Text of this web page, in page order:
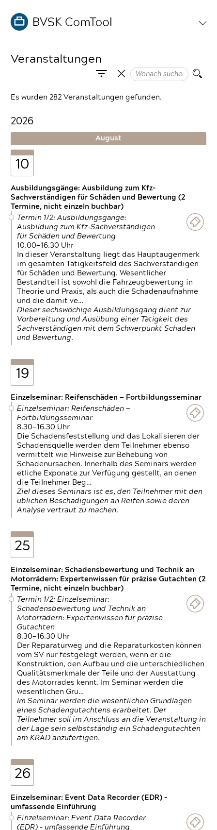
Veranstaltungen
Es wurden 282 Veranstaltungen gefunden.
2026
August
10
Ausbildungsgänge: Ausbildung zum Kfz-
Sachverständigen für Schäden und Bewertung (2
Termine, nicht einzeln buchbar)
Termin 1/2: Ausbildungsgänge:
Ausbildung zum Kfz-Sachverständigen
für Schäden und Bewertung
10.00—16.30 Uhr
In dieser Veranstaltung liegt das Hauptaugenmerk
im gesamten Tätigkeitsfeld des Sachverständigen
für Schäden und Bewertung. Wesentlicher
Bestandteil ist sowohl die Fahrzeugbewertung in
Theorie und Praxis, als auch die Schadenaufnahme
und die damit ve…
Dieser sechswöchige Ausbildungsgang dient zur
Vorbereitung und Ausübung einer Tätigkeit des
Sachverständigen mit dem Schwerpunkt Schaden
und Bewertung.
19
Einzelseminar: Reifenschäden — Fortbildungsseminar
Einzelseminar: Reifenschäden —
Fortbildungsseminar
8.30—16.30 Uhr
Die Schadensfeststellung und das Lokalisieren der
Schadensquelle werden dem Teilnehmer ebenso
vermittelt wie Hinweise zur Behebung von
Schadenursachen. Innerhalb des Seminars werden
etliche Exponate zur Verfügung gestellt, an denen
die Teilnehmer Beg…
Ziel dieses Seminars ist es, den Teilnehmer mit den
üblichen Beschädigungen an Reifen sowie deren
Analyse vertraut zu machen.
25
Einzelseminar: Schadensbewertung und Technik an
Motorrädern: Expertenwissen für präzise Gutachten (2
Termine, nicht einzeln buchbar)
Termin 1/2: Einzelseminar:
Schadensbewertung und Technik an
Motorrädern: Expertenwissen für präzise
Gutachten
8.30—16.30 Uhr
Der Reparaturweg und die Reparaturkosten können
vom SV nur festgelegt werden, wenn er die
Konstruktion, den Aufbau und die unterschiedlichen
Qualitätsmerkmale der Teile und der Ausstattung
des Motorrades kennt. Im Seminar werden die
wesentlichen Gru…
Im Seminar werden die wesentlichen Grundlagen
eines Schadengutachtens erarbeitet. Der
Teilnehmer soll im Anschluss an die Veranstaltung in
der Lage sein selbstständig ein Schadengutachten
am KRAD anzufertigen.
26
Einzelseminar: Event Data Recorder (EDR) –
umfassende Einführung
Einzelseminar: Event Data Recorder
(EDR) – umfassende Einführung